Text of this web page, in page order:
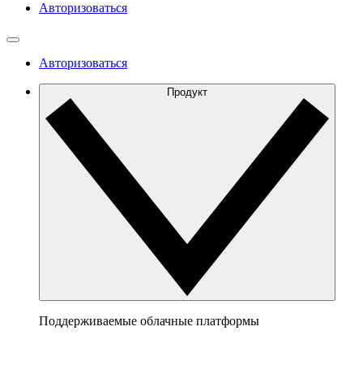
Авторизоваться
Авторизоваться
Продукт
Поддерживаемые облачные платформы